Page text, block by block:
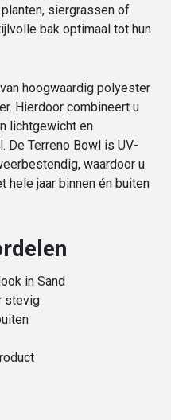
siergrassen of
bak optimaal tot hun
hoogwaardig polyester
Hierdoor combineert u
lichtgewicht en
De Terreno Bowl is UV-
waardoor u
hele jaar binnen én buiten
in Sand
stevig